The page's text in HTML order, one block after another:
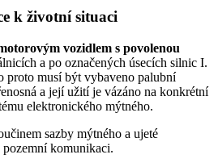
k životní situaci
vozidlem s povolenou
a po označených úsecích silnic I.
proto musí být vybaveno palubní
a její užití je vázáno na konkrétní
elektronického mýtného.
sazby mýtného a ujeté
pozemní komunikaci.